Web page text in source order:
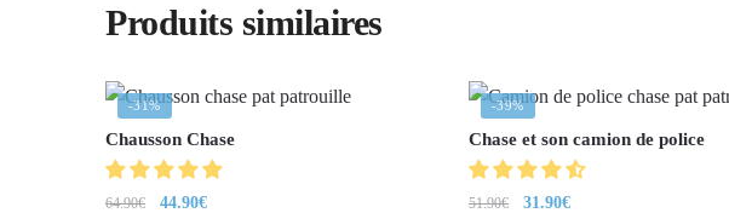
Produits similaires
-31%
Chausson Chase
64.90€ 44.90€
-39%
Chase et son camion de police
51.90€ 31.90€